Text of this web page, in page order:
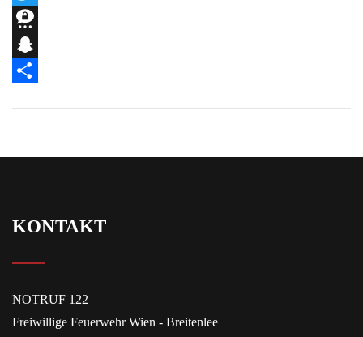
Twitter
Threema
Snapchat
KONTAKT
NOTRUF 122
Freiwillige Feuerwehr Wien - Breitenlee